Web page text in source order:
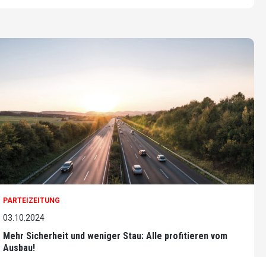
PARTEIZEITUNG
03.10.2024
Mehr Sicherheit und weniger Stau: Alle profitieren vom
Ausbau!